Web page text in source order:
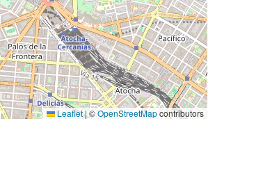
Leaflet|©OpenStreetMapcontributors